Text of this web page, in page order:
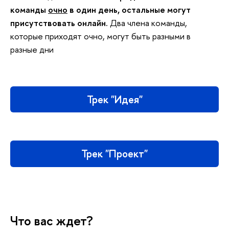
команды очно в один день, остальные могут
присутствовать онлайн. Два члена команды,
которые приходят очно, могут быть разными в
разные дни
Трек "Идея"
Трек "Проект"
Что вас ждет?